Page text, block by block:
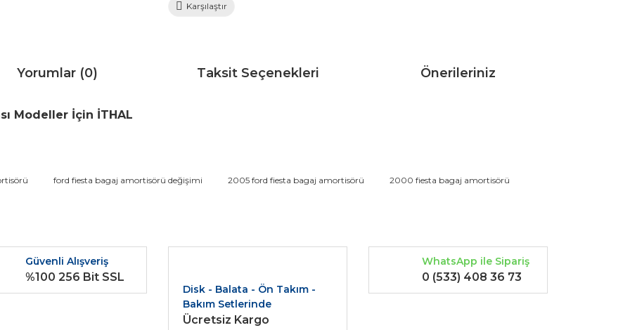
Karşılaştır
Yorumlar (0) Taksit Seçenekleri Önerileriniz
Modeller İçin İTHAL
ve diğer konularda yetersiz gördüğünüz noktaları öneri formunu kullanarak tarafımıza iletebilirsiniz.
ford fiesta bagaj amortisörü değişimi 2005 ford fiesta bagaj amortisörü
2000 fiesta bagaj amortisörü
Güvenli Alışveriş
%100 256 Bit SSL
Disk - Balata - Ön Takım -
Bakım Setlerinde
Ücretsiz Kargo
WhatsApp ile Sipariş
0 (533) 408 36 73